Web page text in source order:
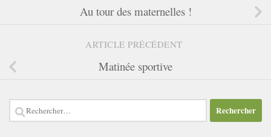
Au tour des maternelles !
ARTICLE PRÉCÉDENT
Matinée sportive
Rechercher :